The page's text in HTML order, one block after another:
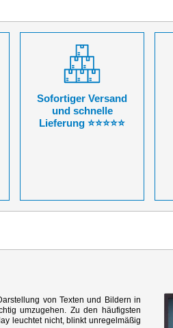
Sofortiger Versand
und schnelle
Lieferung ⭐⭐⭐⭐⭐
von Texten und Bildern in
umzugehen. Zu den häufigsten
leuchtet nicht, blinkt unregelmäßig